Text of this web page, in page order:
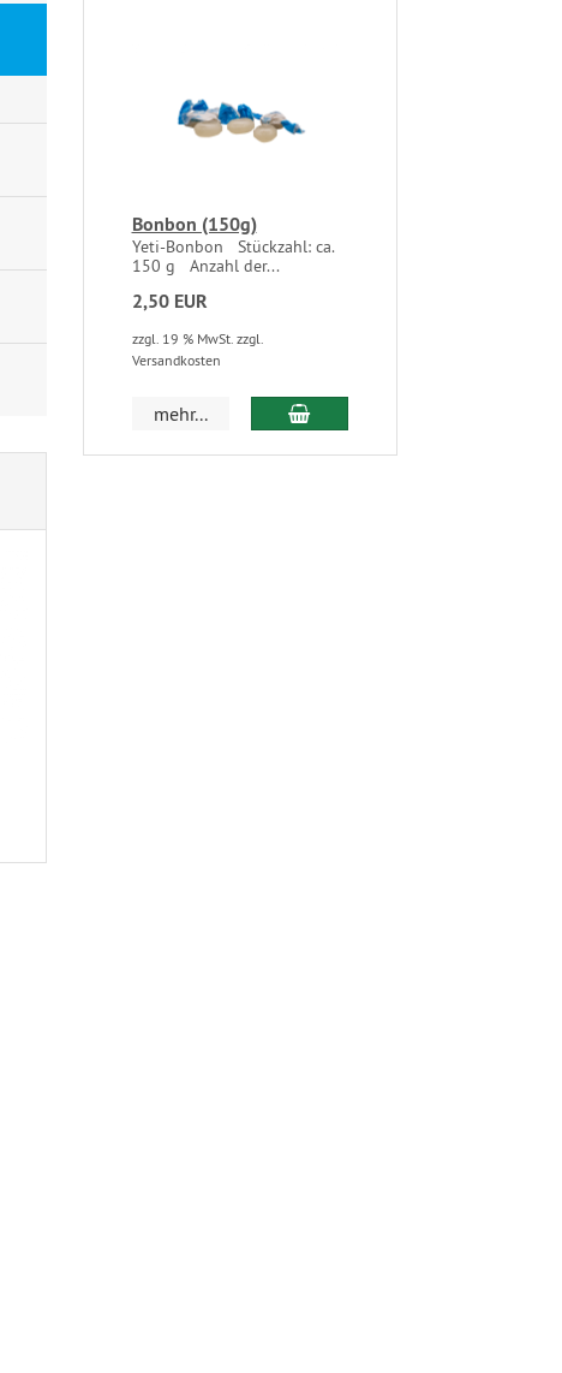
Bonbon (150g)
Yeti-Bonbon Stückzahl: ca.
150 g Anzahl der...
2,50 EUR
zzgl. 19 % MwSt. zzgl.
Versandkosten
mehr...